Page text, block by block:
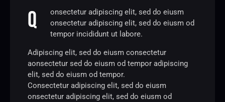
Q
onsectetur adipiscing elit, sed do eiusm
onsectetur adipiscing elit, sed do eiusm od
tempor incididunt ut labore.
Adipiscing elit, sed do eiusm consectetur
aonsectetur sed do eiusm od tempor adipiscing
elit, sed do eiusm od tempor.
Consectetur adipiscing elit, sed do eiusm
onsectetur adipiscing elit, sed do eiusm od